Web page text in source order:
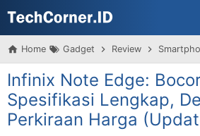
Skip to main
Home Gadget Review
Infinix Note Edge:
Spesifikasi Lengkap,
Perkiraan Harga